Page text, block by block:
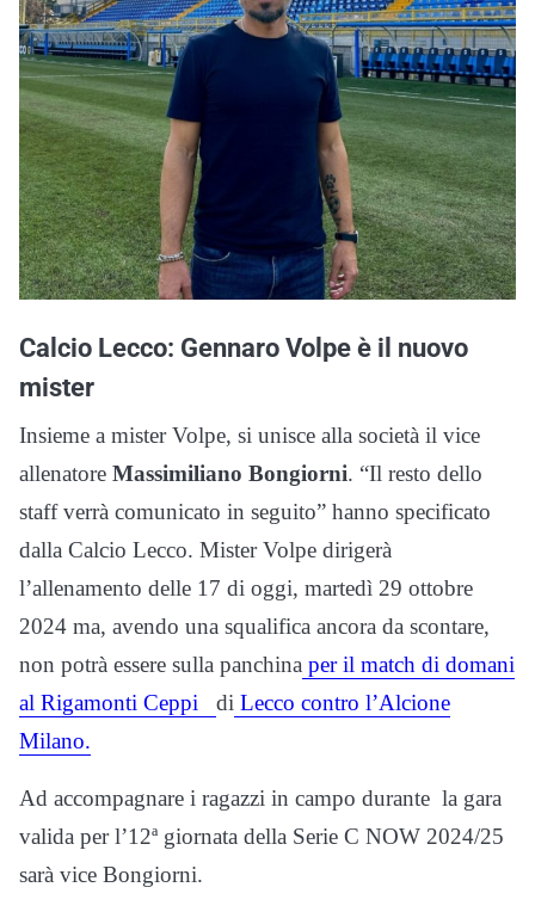
Calcio Lecco: Gennaro Volpe è il nuovo
mister
Insieme a mister Volpe, si unisce alla società il vice
allenatore Massimiliano Bongiorni. “Il resto dello
staff verrà comunicato in seguito” hanno specificato
dalla Calcio Lecco. Mister Volpe dirigerà
l’allenamento delle 17 di oggi, martedì 29 ottobre
2024 ma, avendo una squalifica ancora da scontare,
non potrà essere sulla panchina per il match di domani
al Rigamonti Ceppi di Lecco contro l’Alcione
Milano.
Ad accompagnare i ragazzi in campo durante la gara
valida per l’12ª giornata della Serie C NOW 2024/25
sarà vice Bongiorni.